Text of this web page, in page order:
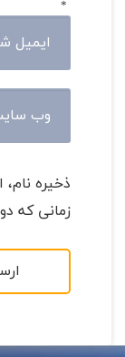
*
ذخیره
زمانی که